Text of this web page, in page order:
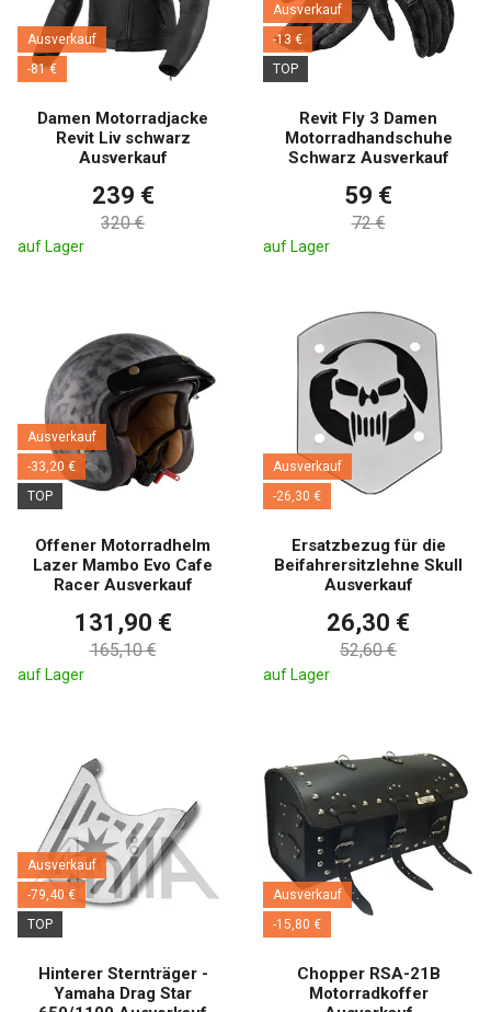
Ausverkauf
-81 €
Damen Motorradjacke
Revit Liv schwarz
Ausverkauf
239 €
320 €
auf Lager
Ausverkauf
-13 €
TOP
Revit Fly 3 Damen
Motorradhandschuhe
Schwarz Ausverkauf
59 €
72 €
auf Lager
Ausverkauf
-33,20 €
TOP
Offener Motorradhelm
Lazer Mambo Evo Cafe
Racer Ausverkauf
131,90 €
165,10 €
auf Lager
Ausverkauf
-26,30 €
Ersatzbezug für die
Beifahrersitzlehne Skull
Ausverkauf
26,30 €
52,60 €
auf Lager
Ausverkauf
-79,40 €
TOP
Hinterer Sternträger -
Yamaha Drag Star
Ausverkauf
-15,80 €
Chopper RSA-21B
Motorradkoffer